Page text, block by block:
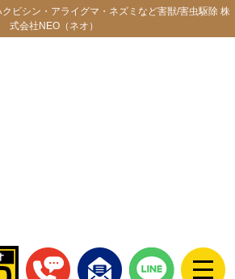
ビシン・アライグマ・ネズミなど害獣/害虫駆除 株
式会社NEO（ネオ）